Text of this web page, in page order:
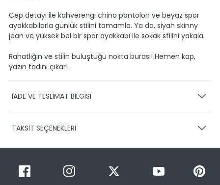
Cep detayı ile kahverengi chino pantolon ve beyaz spor
ayakkabılarla günlük stilini tamamla. Ya da, siyah skinny
jean ve yüksek bel bir spor ayakkabı ile sokak stilini yakala.
Rahatlığın ve stilin buluştuğu nokta burası! Hemen kap,
yazın tadını çıkar!
İADE VE TESLİMAT BİLGİSİ
Ürünlerinizin gönderimini anlaşmalı olduğumuz PTT,
1-3 iş günü içerisinde kargoya teslim edilir.
Siparişimin kargo takibini nasıl yapabilirim?
TAKSİT SEÇENEKLERİ
Taksit Sayısı Taksit Miktarı
Taksitli Tutar
Toplam